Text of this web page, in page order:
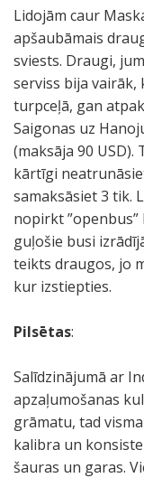
Lidojām caur
apšaubāmais
sviests. Draugi,
serviss bija vairāk,
turpceļā, gan
Saigonas uz
(maksāja 90
kārtīgi
samaksāsiet 3 tik.
nopirkt
guļošie busi
teikts draugos, jo
kur izstiepties.
Pilsētas:
Salīdzinājumā ar
apzaļumošanas
grāmatu, tad
kalibra un
šauras un garas.